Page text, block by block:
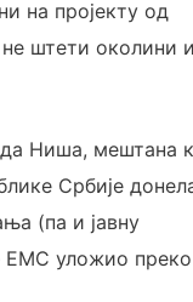
на пројекту од
штети околини и
Ниша, мештана
Србије
(па и јавну
ЕМС уложио преко